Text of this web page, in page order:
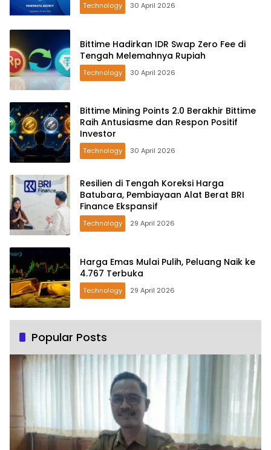
Technology 30 April 2026
Bittime Hadirkan IDR Swap Zero Fee di
Tengah Melemahnya Rupiah
Technology 30 April 2026
Bittime Mining Points 2.0 Berakhir Bittime
Raih Antusiasme dan Respon Positif
Investor
Technology 30 April 2026
Resilien di Tengah Koreksi Harga
Batubara, Pembiayaan Alat Berat BRI
Finance Ekspansif
Technology 29 April 2026
Harga Emas Mulai Pulih, Peluang Naik ke
4.767 Terbuka
Technology 29 April 2026
Popular Posts